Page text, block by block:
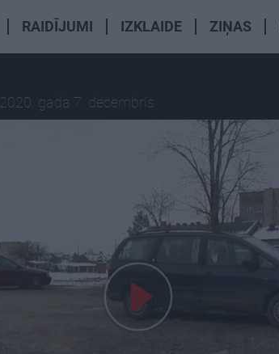
RAIDĪJUMI IZKLAIDE ZIŅAS
2020. gada 7. decembris